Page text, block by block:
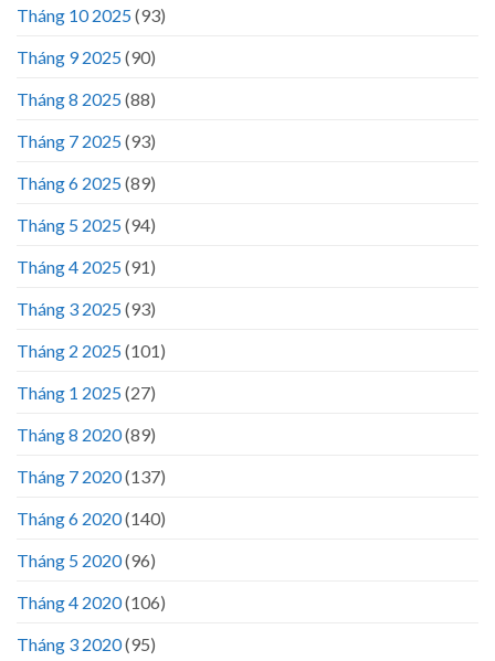
Tháng 10 2025(93)
Tháng 9 2025(90)
Tháng 8 2025(88)
Tháng 7 2025(93)
Tháng 6 2025(89)
Tháng 5 2025(94)
Tháng 4 2025(91)
Tháng 3 2025(93)
Tháng 2 2025(101)
Tháng 1 2025(27)
Tháng 8 2020(89)
Tháng 7 2020(137)
Tháng 6 2020(140)
Tháng 5 2020(96)
Tháng 4 2020(106)
Tháng 3 2020(95)